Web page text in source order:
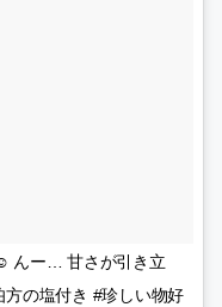
んー… 甘さが引き立
の塩付き #珍しい物好